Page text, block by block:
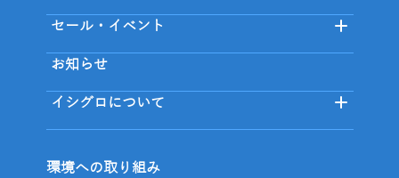
セール・イベント
お知らせ
イシグロについて
環境への取り組み